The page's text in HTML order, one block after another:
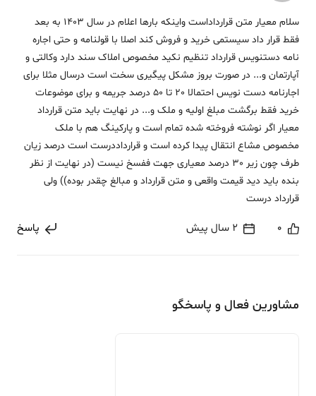
سلام معیار متن قرارداداست واینکه بارها اعلام در سال 1403 به بعد
فقط قرار داد سیستمی خرید و فروش کند اصلا با قولنامه و حتی اجاره
نامه دستنویس قرارداد تنظیم نکید مخصوص املاک سند دارد وکالتی و
آپارتمان و... در صورت بروز مشکل پیگیری سخت است درسال مثلا برای
اجارنامه دست نویس احتمالا 20 تا 50 درصد جریمه و برای موضوعات
خرید فقط برگشت مبلغ اولیه و ملک و... در نهایت باید متن قرارداد
معیار اگر نوشته فروخته شده تمام است و پارکینگ هم با ملک
مخصوص مشاع انتقال پیدا کرده است و قرارداددرست است درصد زیان
طرف چون زیر 30 درصد معیاری جهت ففسخ نیست (در نهایت از نظر
بنده باید دید قیمت واقعی و متن قرارداد و مبالغ چقدر بوده)) ولی
قرارداد درست
0 2 سال پیش پاسخ
مشاورین فعال و پاسخگو